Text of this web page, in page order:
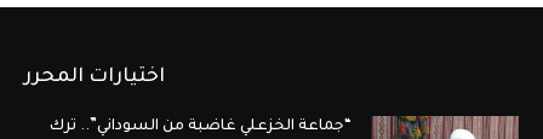
اختيارات المحرر
“جماعة الخزعلي غاضبة من السوداني”.. ترك